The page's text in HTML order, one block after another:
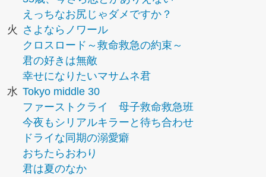
えっちなお尻じゃダメですか？
火
さよならノワール
クロスロード～救命救急の約束～
君の好きは無敵
幸せになりたいマサムネ君
水 Tokyo middle 30
ファーストクライ 母子救命救急班
今夜もシリアルキラーと待ち合わせ
ドライな同期の溺愛癖
おちたらおわり
君は夏のなか